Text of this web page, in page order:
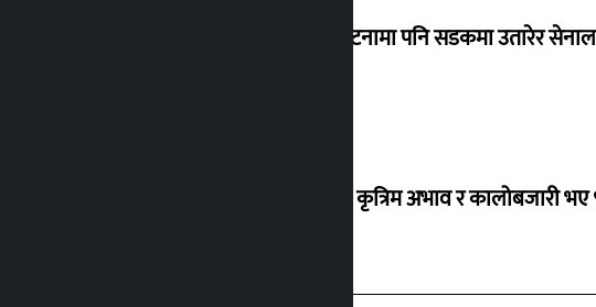
‘सानो घटनामा पनि सडकमा उतारेर
ग्यासको कृत्रिम अभाव र कालोबजारी